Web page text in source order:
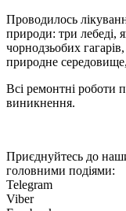
Проводилось
природи: три лебеді,
чорнодзьобих
природне
Всі ремонтні роботи
виникнення.
Приєднуйтесь до
головними подіями:
Telegram
Viber